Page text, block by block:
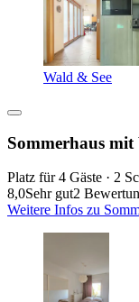
Wald & See
Sommerhaus mit
Platz für 4 Gäste · 2
8,0Sehr gut2
Weitere Infos zu